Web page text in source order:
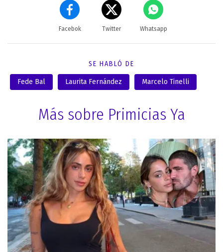
Facebok Twitter Whatsapp
SE HABLÓ DE
Fede Bal Laurita Fernández Marcelo Tinelli
Más sobre Primicias Ya